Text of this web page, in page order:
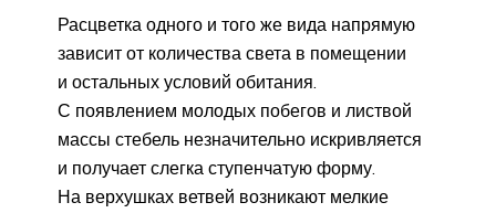
Расцветка одного и того же вида напрямую
зависит от количества света в помещении
и остальных условий обитания.
С появлением молодых побегов и листвой
массы стебель незначительно искривляется
и получает слегка ступенчатую форму.
На верхушках ветвей возникают мелкие